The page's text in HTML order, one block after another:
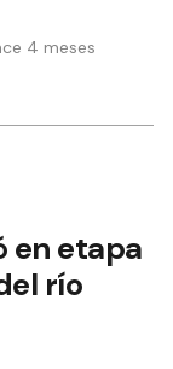
4 meses
en etapa
río